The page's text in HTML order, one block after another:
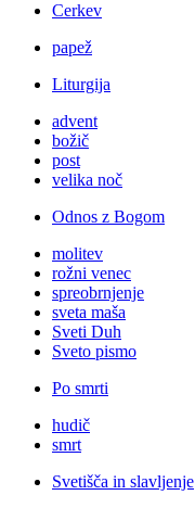
Cerkev
papež
Liturgija
advent
božič
post
velika noč
Odnos z Bogom
molitev
rožni venec
spreobrnjenje
sveta maša
Sveti Duh
Sveto pismo
Po smrti
hudič
smrt
Svetišča in slavljenje